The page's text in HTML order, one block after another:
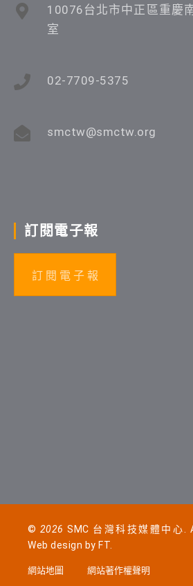
10076台北市中正區重慶
室
02-7709-5375
smctw@smctw.org
訂閱電子報
訂 閱 電 子 報
© 2026 SMC 台灣科技媒體中心.
Web design by FT
網站地圖 網站著作權聲明